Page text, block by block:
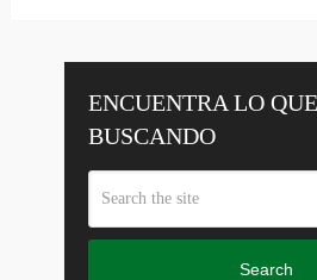
ENCUENTRA LO
BUSCANDO
Search